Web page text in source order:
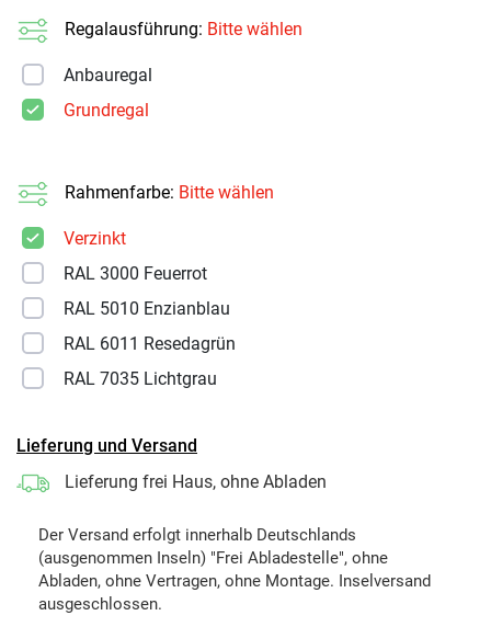
Regalausführung: Bitte wählen
Anbauregal
Grundregal
Rahmenfarbe: Bitte wählen
Verzinkt
RAL 3000 Feuerrot
RAL 5010 Enzianblau
RAL 6011 Resedagrün
RAL 7035 Lichtgrau
Lieferung und Versand
Lieferung frei Haus, ohne Abladen
Der Versand erfolgt innerhalb Deutschlands
(ausgenommen Inseln) "Frei Abladestelle", ohne
Abladen, ohne Vertragen, ohne Montage. Inselversand
ausgeschlossen.